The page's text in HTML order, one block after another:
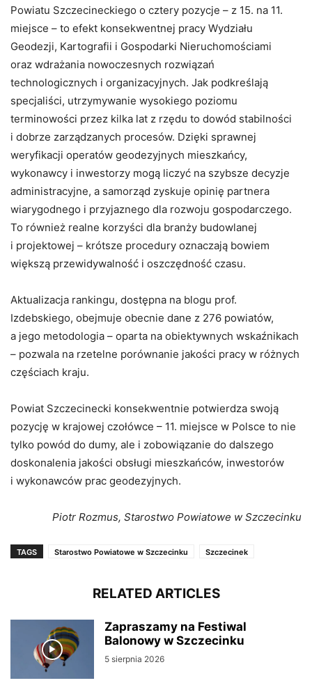
Powiatu Szczecineckiego o cztery pozycje – z 15. na 11.
miejsce – to efekt konsekwentnej pracy Wydziału
Geodezji, Kartografii i Gospodarki Nieruchomościami
oraz wdrażania nowoczesnych rozwiązań
technologicznych i organizacyjnych. Jak podkreślają
specjaliści, utrzymywanie wysokiego poziomu
terminowości przez kilka lat z rzędu to dowód stabilności
i dobrze zarządzanych procesów. Dzięki sprawnej
weryfikacji operatów geodezyjnych mieszkańcy,
wykonawcy i inwestorzy mogą liczyć na szybsze decyzje
administracyjne, a samorząd zyskuje opinię partnera
wiarygodnego i przyjaznego dla rozwoju gospodarczego.
To również realne korzyści dla branży budowlanej
i projektowej – krótsze procedury oznaczają bowiem
większą przewidywalność i oszczędność czasu.
Aktualizacja rankingu, dostępna na blogu prof.
Izdebskiego, obejmuje obecnie dane z 276 powiatów,
a jego metodologia – oparta na obiektywnych wskaźnikach
– pozwala na rzetelne porównanie jakości pracy w różnych
częściach kraju.
Powiat Szczecinecki konsekwentnie potwierdza swoją
pozycję w krajowej czołówce – 11. miejsce w Polsce to nie
tylko powód do dumy, ale i zobowiązanie do dalszego
doskonalenia jakości obsługi mieszkańców, inwestorów
i wykonawców prac geodezyjnych.
Piotr Rozmus, Starostwo Powiatowe w Szczecinku
TAGS Starostwo Powiatowe w Szczecinku Szczecinek
RELATED ARTICLES
Zapraszamy na Festiwal
Balonowy w Szczecinku
5 sierpnia 2026